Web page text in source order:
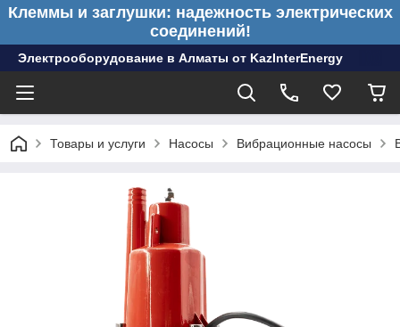
Клеммы и заглушки: надежность электрических
соединений!
Электрооборудование в Алматы от KazInterEnergy
Товары и услуги Насосы Вибрационные насосы